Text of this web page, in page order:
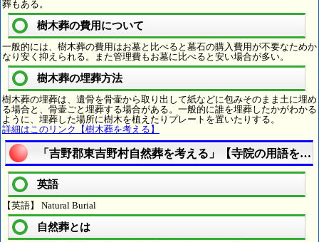
葬もある。
樹木葬の費用について
一般的には、樹木葬の費用はお墓と比べると墓石の購入費用が不要なためか
なり安く抑えられる。また管理費もお墓に比べると安い場合が多い。
樹木葬の埋葬方法
樹木葬の埋葬は、遺骨を骨壷から取り出して紙などに包みそのまま土に埋め
る場合と、骨壷ごと埋葬する場合がある。一般的に誰を埋葬したかがわかる
ように、埋葬した場所に樹木を植えたりプレートを置いたりする。
詳細はこのリンク【樹木葬を考える】
「吉野郡東吉野村自然葬を考える」【寺院の用語を知
英語
【英語】 Natural Burial
自然葬とは